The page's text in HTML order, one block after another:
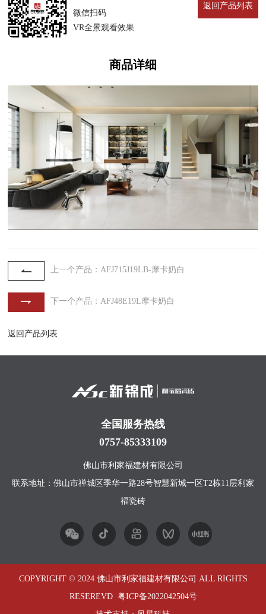
微信扫码
VR全景观看效果
返回产品列表
商品详细
上一个产品：AFJ715J19LB-摩卡奶白
下一个产品：AFJ48E19L摩卡奶白
返回产品列表
全国服务热线
0757-85333109
佛山市利家福建材有限公司
联系地址：佛山市禅城区季华一路28号智慧新城一区T2栋11层利家
福瓷砖
COPYRIGHT © 2024 佛山市利家福建材有限公司 ALL RIGHTS
RESEREVD 粤ICP备2022042504号